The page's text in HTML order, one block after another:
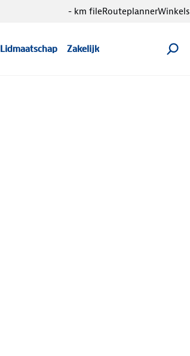
Lidmaatschap Zakelijk
- km fileRouteplannerWinkels